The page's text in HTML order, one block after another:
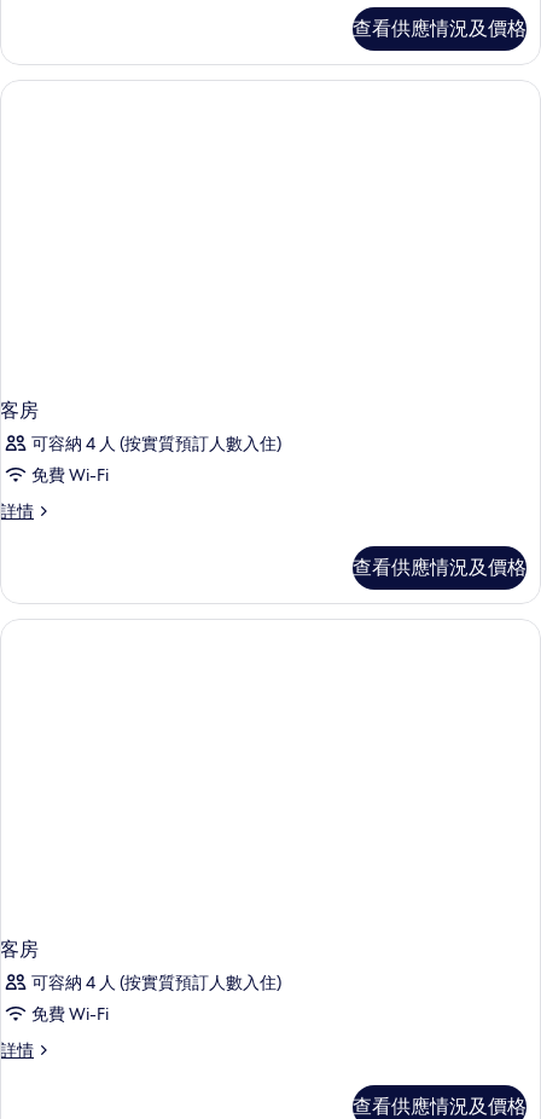
的
相
房
(Avani)
詳
查看供應情況及價格
客房
可容納 4 人 (按實質預訂人數入住)
免費 Wi-Fi
詳情
客
查看供應情況及價格
客房
可容納 4 人 (按實質預訂人數入住)
免費 Wi-Fi
詳情
客
查看供應情況及價格